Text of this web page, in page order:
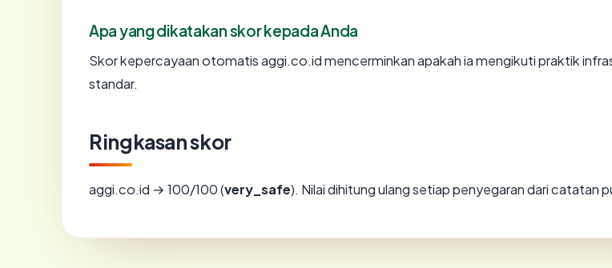
Apa yang dikatakan skor kepada Anda
Skor kepercayaan otomatis aggi.co.id mencerminkan apakah ia mengikuti praktik
standar.
Ringkasan skor
aggi.co.id → 100/100 (very_safe). Nilai dihitung ulang setiap penyegaran dari catatan